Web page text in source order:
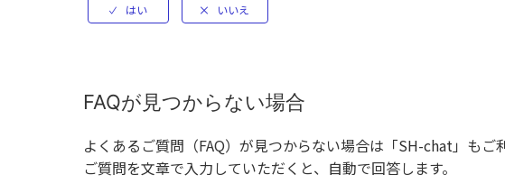
FAQが見つからない場合
よくあるご質問（FAQ）が見つからない場合は「SH-chat」もご
ご質問を文章で入力していただくと、自動で回答します。